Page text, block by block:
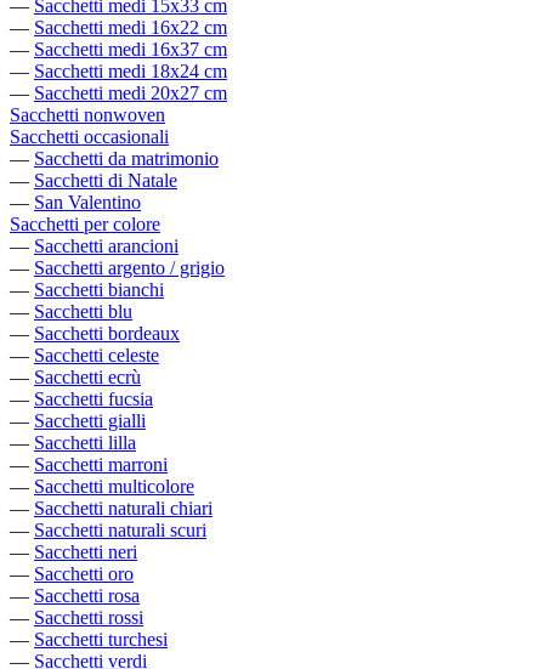
— Sacchetti medi 15x33 cm
— Sacchetti medi 16x22 cm
— Sacchetti medi 16x37 cm
— Sacchetti medi 18x24 cm
— Sacchetti medi 20x27 cm
Sacchetti nonwoven
Sacchetti occasionali
— Sacchetti da matrimonio
— Sacchetti di Natale
— San Valentino
Sacchetti per colore
— Sacchetti arancioni
— Sacchetti argento / grigio
— Sacchetti bianchi
— Sacchetti blu
— Sacchetti bordeaux
— Sacchetti celeste
— Sacchetti ecrù
— Sacchetti fucsia
— Sacchetti gialli
— Sacchetti lilla
— Sacchetti marroni
— Sacchetti multicolore
— Sacchetti naturali chiari
— Sacchetti naturali scuri
— Sacchetti neri
— Sacchetti oro
— Sacchetti rosa
— Sacchetti rossi
— Sacchetti turchesi
— Sacchetti verdi